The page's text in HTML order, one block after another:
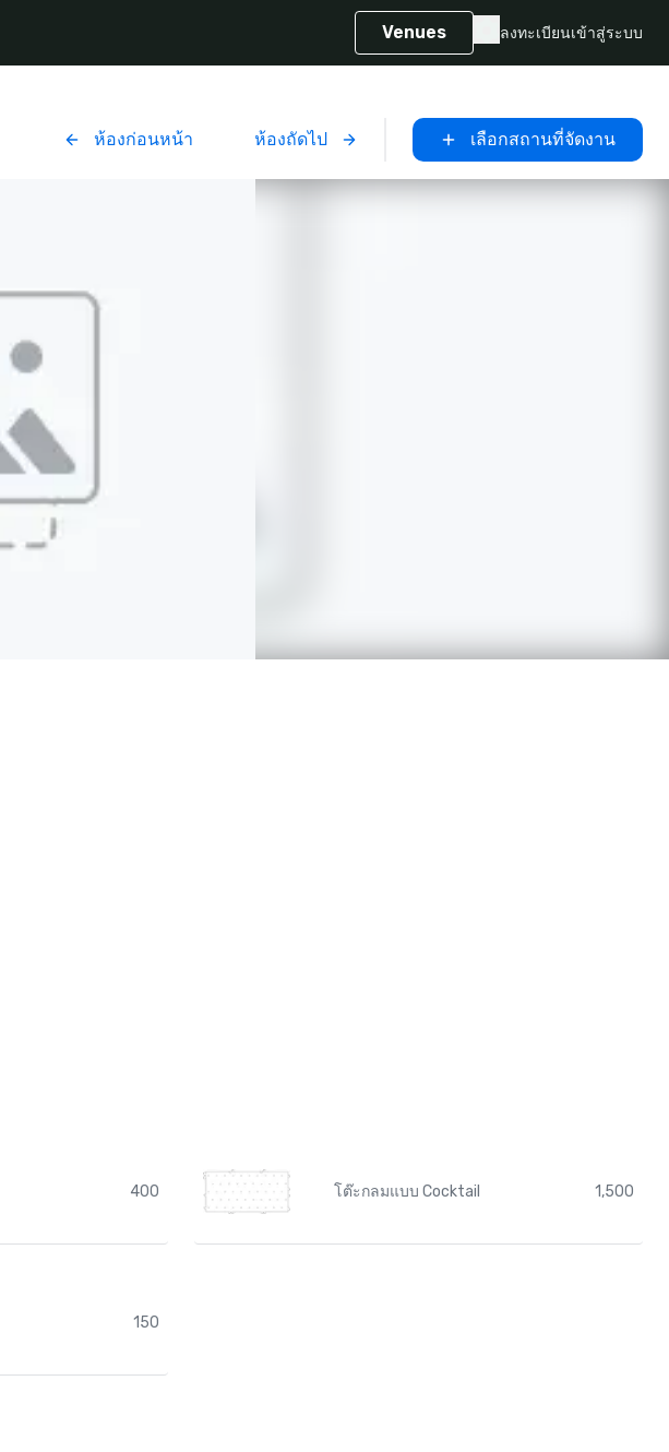
Venues ลงทะเบียนเข้าสู่ระบบ
ห้องก่อนหน้า ห้องถัดไป เลือกสถานที่จัดงาน
400 โต๊ะกลมแบบ Cocktail 1,500
150